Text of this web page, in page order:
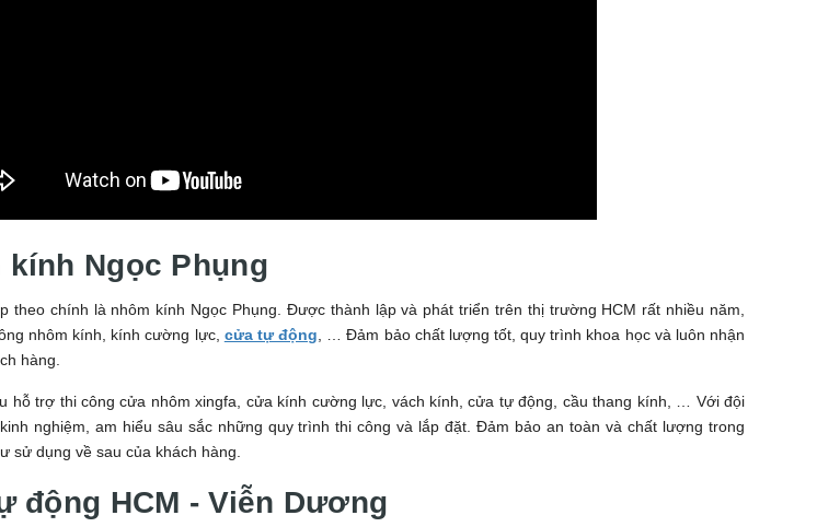
kính Ngọc Phụng
theo chính là nhôm kính Ngọc Phụng. Được thành lập và phát triển trên thị trường HCM rất nhiều năm,
nhôm kính, kính cường lực, cửa tự động , … Đảm bảo chất lượng tốt, quy trình khoa học và luôn nhận
hàng.
hỗ trợ thi công cửa nhôm xingfa, cửa kính cường lực, vách kính, cửa tự động, cầu thang kính, … Với đội
nghiệm, am hiểu sâu sắc những quy trình thi công và lắp đặt. Đảm bảo an toàn và chất lượng trong
sử dụng về sau của khách hàng.
động HCM - Viễn Dương